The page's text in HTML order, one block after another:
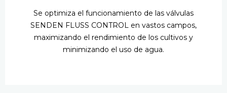
Se optimiza el funcionamiento de las válvulas
SENDEN FLUSS CONTROL en vastos campos,
maximizando el rendimiento de los cultivos y
minimizando el uso de agua.